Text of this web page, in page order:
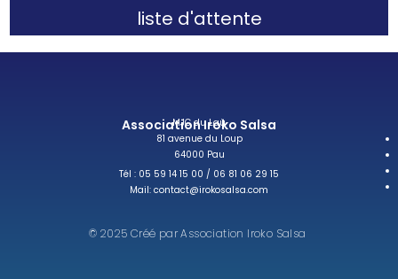
liste d'attente
Association Iroko Salsa
MJC du Laü
81 avenue du Loup
64000 Pau
Tél : 05 59 14 15 00 / 06 81 06 29 15
Mail: contact@irokosalsa.com
© 2025 Créé par Association Iroko Salsa